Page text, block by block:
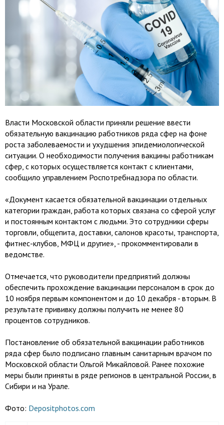
Власти Московской области приняли решение ввести
обязательную вакцинацию работников ряда сфер на фоне
роста заболеваемости и ухудшения эпидемиологической
ситуации. О необходимости получения вакцины работникам
сфер, с которых осуществляется контакт с клиентами,
сообщило управлением Роспотребнадзора по области.
«Документ касается обязательной вакцинации отдельных
категории граждан, работа которых связана со сферой услуг
и постоянным контактом с людьми. Это сотрудники сферы
торговли, общепита, доставки, салонов красоты, транспорта,
фитнес-клубов, МФЦ и другие», - прокомментировали в
ведомстве.
Отмечается, что руководители предприятий должны
обеспечить прохождение вакцинации персоналом в срок до
10 ноября первым компонентом и до 10 декабря - вторым. В
результате прививку должны получить не менее 80
процентов сотрудников.
Постановление об обязательной вакцинации работников
ряда сфер было подписано главным санитарным врачом по
Московской области Ольгой Микайловой. Ранее похожие
меры были приняты в ряде регионов в центральной России, в
Сибири и на Урале.
Фото: Depositphotos.com